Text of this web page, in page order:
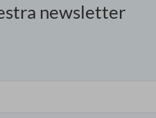
newsletter